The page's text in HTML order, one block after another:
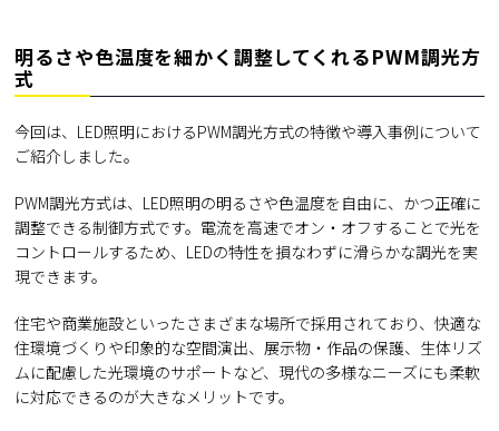
明るさや色温度を細かく調整してくれるPWM調光方
式
今回は、LED照明におけるPWM調光方式の特徴や導入事例について
ご紹介しました。
PWM調光方式は、LED照明の明るさや色温度を自由に、かつ正確に
調整できる制御方式です。電流を高速でオン・オフすることで光を
コントロールするため、LEDの特性を損なわずに滑らかな調光を実
現できます。
住宅や商業施設といったさまざまな場所で採用されており、快適な
住環境づくりや印象的な空間演出、展示物・作品の保護、生体リズ
ムに配慮した光環境のサポートなど、現代の多様なニーズにも柔軟
に対応できるのが大きなメリットです。